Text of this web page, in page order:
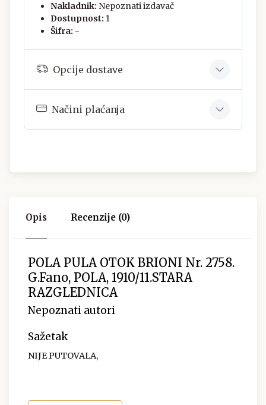
Nakladnik: Nepoznati izdavač
Dostupnost: 1
Šifra: -
Opcije dostave
Načini plaćanja
Opis Recenzije (0)
POLA PULA OTOK BRIONI Nr. 2758.
G.Fano, POLA, 1910/11.STARA
RAZGLEDNICA
Nepoznati autori
Sažetak
NIJE PUTOVALA,